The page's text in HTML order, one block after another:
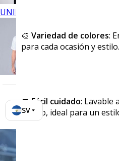
UNIFORMES
SV
🎨 Variedad de colores:
para cada ocasión y estilo.
🧼Fácil cuidado: Lavable
rápido, ideal para un